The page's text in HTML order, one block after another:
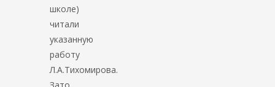
школе)
читали
указанную
работу
Л.А.Тихомирова.